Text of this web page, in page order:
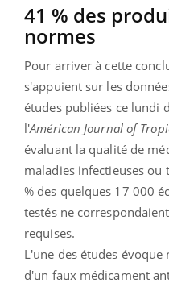
41 % des
normes
Pour arriver à cette
s'appuient sur les
études publiées ce lundi
l'Américan Journal of
évaluant la qualité de
maladies infectieuses ou
% des quelques 17 000
testés ne
requises.
L'une des études
d'un faux médicament